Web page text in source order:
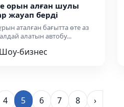
орын алған шулы
жауап берді
аталған бағытта өте аз
алатын автобу...
Шоу-бизнес
4 5 6 7 8 ›